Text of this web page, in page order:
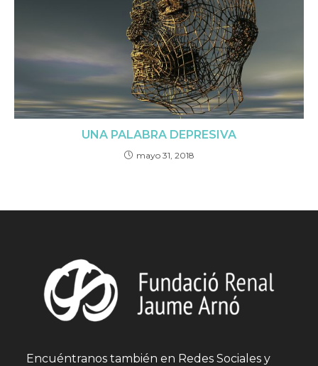
UNA PALABRA DEPRESIVA
mayo 31, 2018
Encuéntranos también en Redes Sociales y